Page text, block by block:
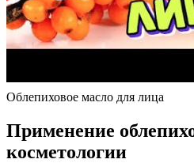
Облепиховое масло для лица
Применение
косметологии